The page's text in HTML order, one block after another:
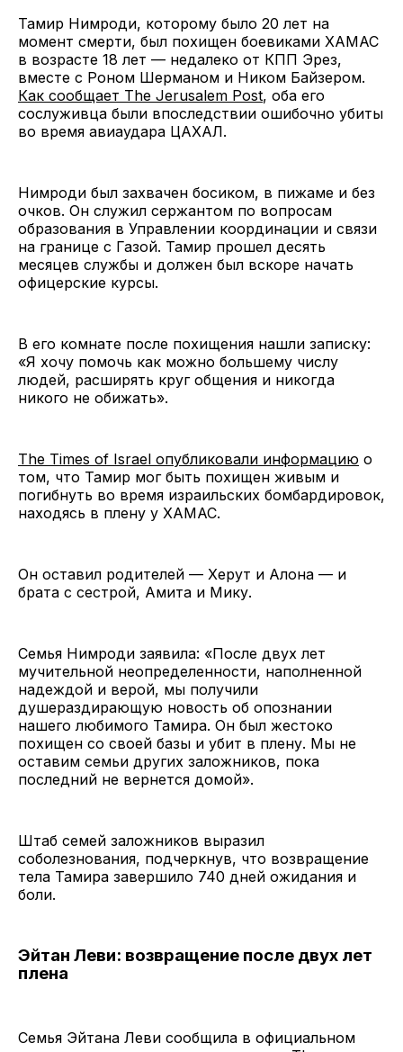
Тамир Нимроди, которому было 20 лет на
момент смерти, был похищен боевиками ХАМАС
в возрасте 18 лет — недалеко от КПП Эрез,
вместе с Роном Шерманом и Ником Байзером.
Как сообщает The Jerusalem Post, оба его
сослуживца были впоследствии ошибочно убиты
во время авиаудара ЦАХАЛ.
Нимроди был захвачен босиком, в пижаме и без
очков. Он служил сержантом по вопросам
образования в Управлении координации и связи
на границе с Газой. Тамир прошел десять
месяцев службы и должен был вскоре начать
офицерские курсы.
В его комнате после похищения нашли записку:
«Я хочу помочь как можно большему числу
людей, расширять круг общения и никогда
никого не обижать».
The Times of Israel опубликовали информацию о
том, что Тамир мог быть похищен живым и
погибнуть во время израильских бомбардировок,
находясь в плену у ХАМАС.
Он оставил родителей — Херут и Алона — и
брата с сестрой, Амита и Мику.
Семья Нимроди заявила: «После двух лет
мучительной неопределенности, наполненной
надеждой и верой, мы получили
душераздирающую новость об опознании
нашего любимого Тамира. Он был жестоко
похищен со своей базы и убит в плену. Мы не
оставим семьи других заложников, пока
последний не вернется домой».
Штаб семей заложников выразил
соболезнования, подчеркнув, что возвращение
тела Тамира завершило 740 дней ожидания и
боли.
Эйтан Леви: возвращение после двух лет
плена
Семья Эйтана Леви сообщила в официальном